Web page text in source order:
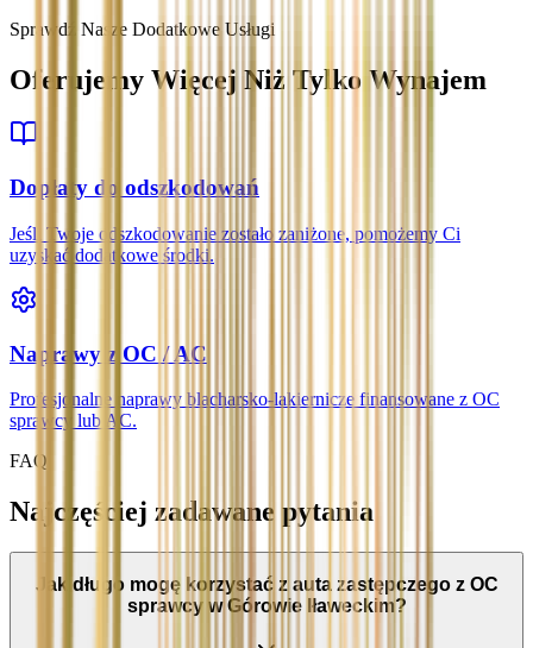
Sprawdź Nasze Dodatkowe Usługi
Oferujemy Więcej Niż Tylko Wynajem
Dopłaty do odszkodowań
Jeśli Twoje odszkodowanie zostało zaniżone, pomożemy Ci
uzyskać dodatkowe środki.
Naprawy z OC / AC
Profesjonalne naprawy blacharsko-lakiernicze finansowane z OC
sprawcy lub AC.
FAQ
Najczęściej zadawane pytania
Jak długo mogę korzystać z auta zastępczego z OC
sprawcy w Górowie Iławeckim?